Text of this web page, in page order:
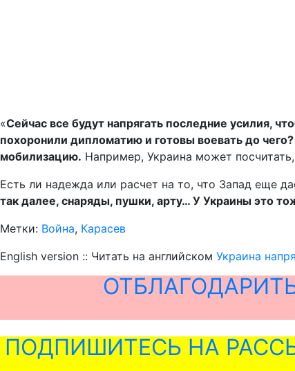
«Сейчас все будут напрягать последние усилия,
похоронили дипломатию и готовы воевать до
мобилизацию. Например, Украина может
Есть ли надежда или расчет на то, что Запад еще
так далее, снаряды, пушки, арту… У Украины это
Метки: Война, Карасев
English version :: Читать на английском Украина
ПОДПИШИТЕСЬ НА